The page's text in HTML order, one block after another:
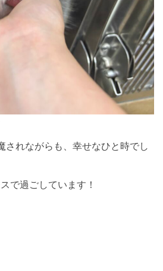
されながらも、幸せなひと時でし
で過ごしています！